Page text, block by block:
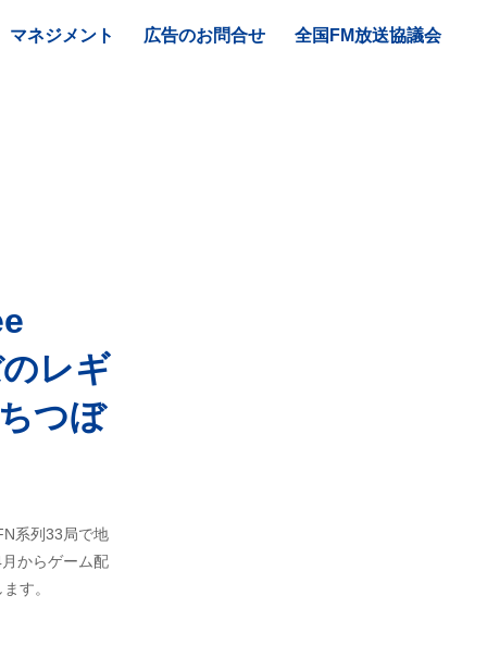
マネジメント 広告のお問合せ 全国FM放送協議会
レギ
つぼ
系列33局で地
からゲーム配
す。